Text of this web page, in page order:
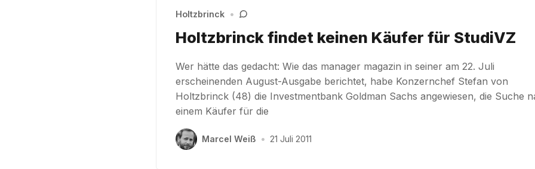
Holtzbrinck •
Holtzbrinck findet keinen Käufer für StudiVZ
Wer hätte das gedacht: Wie das manager magazin in seiner am 22. Juli
erscheinenden August-Ausgabe berichtet, habe Konzernchef Stefan von
Holtzbrinck (48) die Investmentbank Goldman Sachs angewiesen, die Suche
einem Käufer für die
Marcel Weiß • 21 Juli 2011